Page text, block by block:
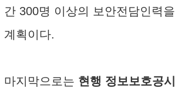
간 300명 이상의 보안전담인력
계획이다.
마지막으로는 현행 정보보호공